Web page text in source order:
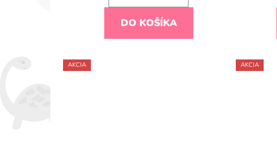
DO KOŠÍKA
AKCIA AKCIA